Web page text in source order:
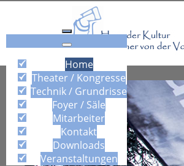
Home
Theater / Kongresse
Technik / Grundrisse
Foyer / Säle
Mitarbeiter
Kontakt
Downloads
Veranstaltungen